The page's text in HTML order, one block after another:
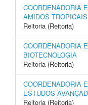
COORDENADORIA
AMIDOS TROPICAIS
Reitoria (Reitoria)
COORDENADORIA
BIOTECNOLOGIA
Reitoria (Reitoria)
COORDENADORIA
ESTUDOS
Reitoria (Reitoria)